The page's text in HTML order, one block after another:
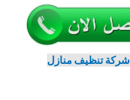
شركة تنظيف منازل